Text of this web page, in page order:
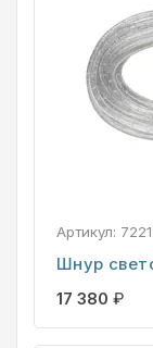
Артикул: 7221
Шнур
17 380 ₽